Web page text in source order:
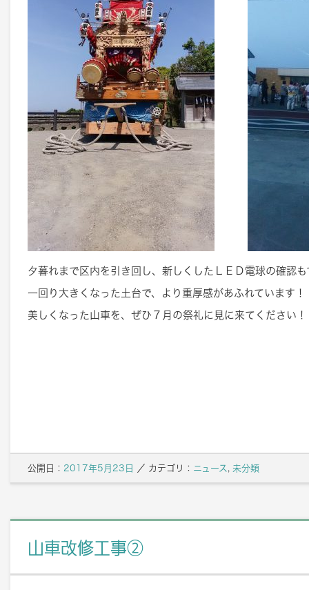
夕暮れまで区内を引き回し、新しくしたＬＥＤ電球の確認
一回り大きくなった土台で、より重厚感があふれています！
美しくなった山車を、ぜひ７月の祭礼に見に来てください！
公開日： 2017年5月23日 ／ カテゴリ： ニュース , 未分類
山車改修工事②